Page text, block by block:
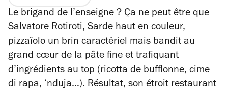
sur
4
5
étoiles
Le brigand de l’enseigne ? Ça ne peut être que
Salvatore Rotiroti, Sarde haut en couleur,
pizzaïolo un brin caractériel mais bandit au
grand cœur de la pâte fine et trafiquant
d’ingrédients au top (ricotta de bufflonne, cime
di rapa, ‘nduja…). Résultat, son étroit restaurant